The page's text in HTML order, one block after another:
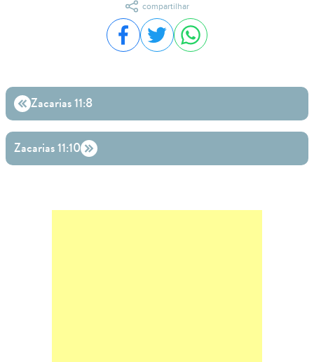
compartilhar
Compartilhar no Facebook
Compartilhar no Twitter
Compartilhar no
Zacarias 11:8
Zacarias 11:10